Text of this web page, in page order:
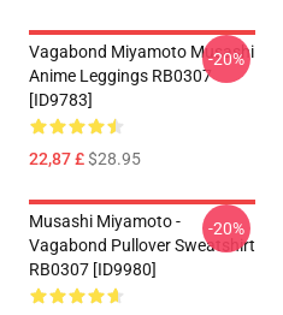
Vagabond Miyamoto Musashi
Anime Leggings RB0307
[ID9783]
22,87 £$28.95
-20%
Musashi Miyamoto -
Vagabond Pullover Sweatshirt
RB0307 [ID9980]
-20%